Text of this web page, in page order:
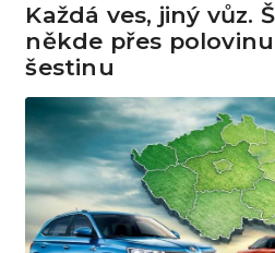
Každá ves, jiný vůz.
někde přes
šestinu